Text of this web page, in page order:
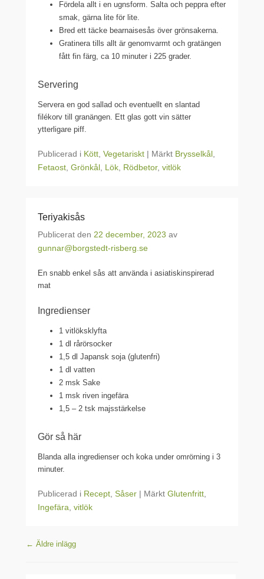
Fördela allt i en ugnsform. Salta och peppra efter
smak, gärna lite för lite.
Bred ett täcke bearnaisesås över grönsakerna.
Gratinera tills allt är genomvarmt och gratängen
fått fin färg, ca 10 minuter i 225 grader.
Servering
Servera en god sallad och eventuellt en slantad
filékorv till granängen. Ett glas gott vin sätter
ytterligare piff.
Publicerad i Kött Vegetariskt | Märkt Brysselkål
Fetaost Grönkål Lök Rödbetor, vitlök
Teriyakisås
Publicerat den 22 december, 2023 av
gunnar@borgstedt-risberg.se
En snabb enkel sås att använda i asiatiskinspirerad
mat
Ingredienser
1 vitlöksklyfta
1 dl rårörsocker
1,5 dl Japansk soja (glutenfri)
1 dl vatten
2 msk Sake
1 msk riven ingefära
1,5 – 2 tsk majsstärkelse
Gör så här
Blanda alla ingredienser och koka under omrörning i 3
minuter.
Publicerad i Recept Såser | Märkt Glutenfritt
Ingefära vitlök
Inläggsnavigering
← Äldre inlägg